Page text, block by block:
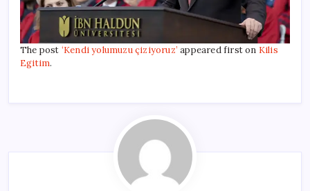
The post ‘Kendi yolumuzu çiziyoruz’ appeared first on Kilis
Egitim.